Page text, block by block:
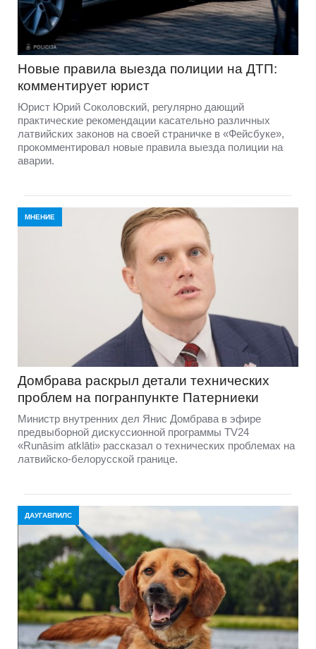
Новые правила выезда полиции на ДТП:
комментирует юрист
Юрист Юрий Соколовский, регулярно дающий
практические рекомендации касательно различных
латвийских законов на своей страничке в «Фейсбуке»,
прокомментировал новые правила выезда полиции на
аварии.
МНЕНИЕ
Домбравa раскрыл детали технических
проблем на погранпункте Патерниеки
Министр внутренних дел Янис Домбрава в эфире
предвыборной дискуссионной программы TV24
«Runāsim atklāti» рассказал о технических проблемах на
латвийско-белорусской границе.
ДАУГАВПИЛС